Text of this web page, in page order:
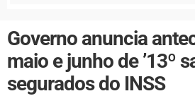
Governo anuncia
maio e junho de ’13º
segurados do INSS